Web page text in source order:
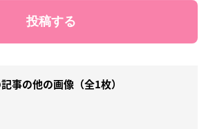
事の他の画像（全1枚）